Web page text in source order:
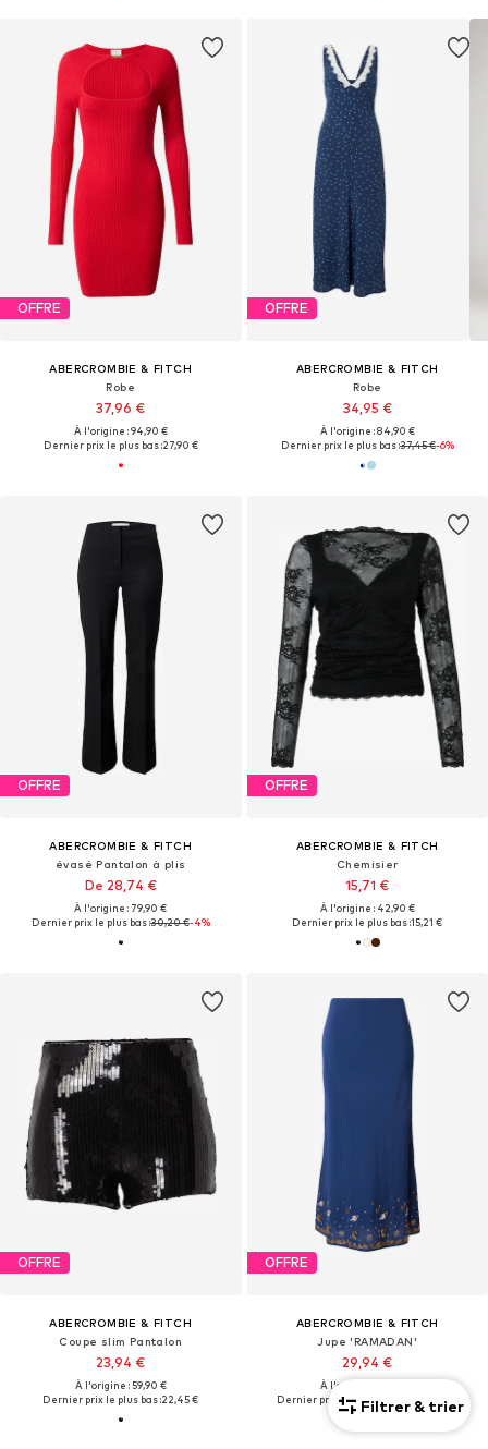
OFFRE
ABERCROMBIE & FITCH
Robe
37,96 €
À l'origine : 94,90 €
Dernier prix le plus bas :27,90 €
OFFRE
ABERCROMBIE & FITCH
Robe
34,95 €
À l'origine : 84,90 €
Dernier prix le plus bas :37,45 €-6%
OFFRE
ABERCROMBIE & FITCH
évasé Pantalon à plis
De 28,74 €
À l'origine : 79,90 €
Dernier prix le plus bas :30,20 €-4%
OFFRE
ABERCROMBIE & FITCH
Chemisier
15,71 €
À l'origine : 42,90 €
Dernier prix le plus bas :15,21 €
OFFRE
ABERCROMBIE & FITCH
Coupe slim Pantalon
23,94 €
À l'origine : 59,90 €
Dernier prix le plus bas :22,45 €
OFFRE
ABERCROMBIE & FITCH
Jupe 'RAMADAN'
29,94 €
À l'origine : 84,90 €
Dernier prix le plus bas :
34,93 € -14%
Filtrer & trier